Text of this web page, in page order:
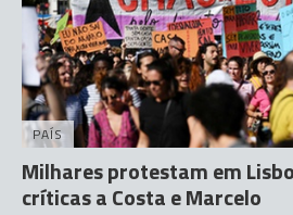
PAÍS
Milhares protestam em
críticas a Costa e Marcelo